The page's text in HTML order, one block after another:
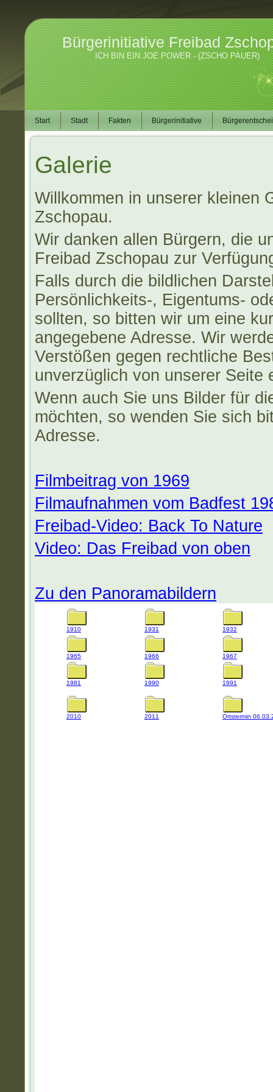
Bürgerinitiative Freibad
ICH BIN EIN JOE POWER - (ZSCHO PAUER)
Start Stadt Fakten Bürgerinitiative
Galerie
Willkommen in unserer kleinen
Zschopau.
Wir danken allen Bürgern, die
Freibad Zschopau zur
Falls durch die bildlichen
Persönlichkeits-, Eigentums-
sollten, so bitten wir um eine
angegebene Adresse. Wir
Verstößen gegen rechtliche
unverzüglich von unserer Seite
Wenn auch Sie uns Bilder für
möchten, so wenden Sie sich
Adresse.
Filmbeitrag von 1969
Filmaufnahmen vom Badfest
Freibad-Video: Back To Nature
Video: Das Freibad von oben
Zu den Panoramabildern